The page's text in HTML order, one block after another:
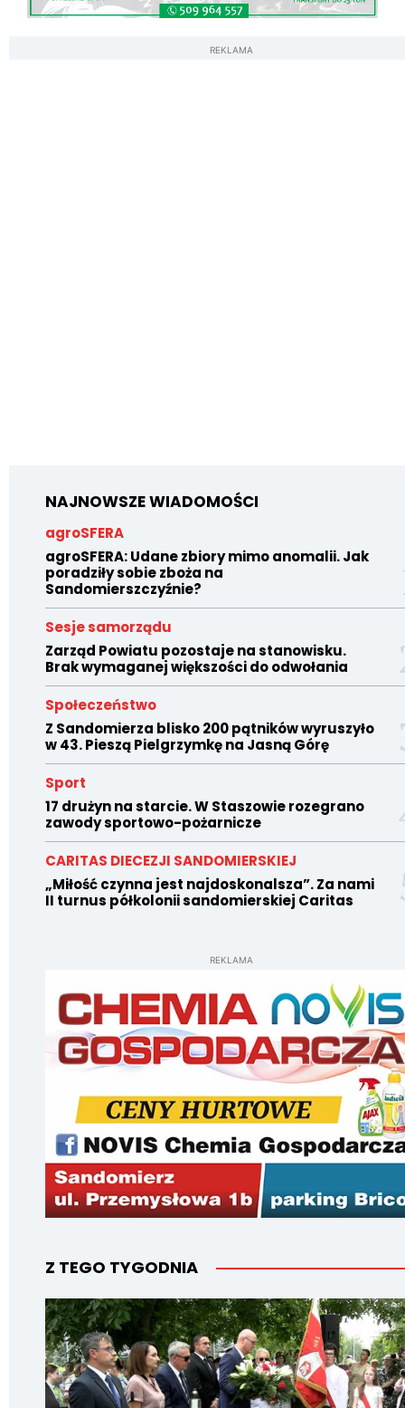
REKLAMA
NAJNOWSZE WIADOMOŚCI
agroSFERA
agroSFERA: Udane zbiory mimo anomalii. Jak
poradziły sobie zboża na
Sandomierszczyźnie?
Sesje samorządu
Zarząd Powiatu pozostaje na stanowisku.
Brak wymaganej większości do odwołania
Społeczeństwo
Z Sandomierza blisko 200 pątników wyruszyło
w 43. Pieszą Pielgrzymkę na Jasną Górę
Sport
17 drużyn na starcie. W Staszowie rozegrano
zawody sportowo-pożarnicze
CARITAS DIECEZJI SANDOMIERSKIEJ
„Miłość czynna jest najdoskonalsza”. Za nami
II turnus półkolonii sandomierskiej Caritas
REKLAMA
Z TEGO TYGODNIA